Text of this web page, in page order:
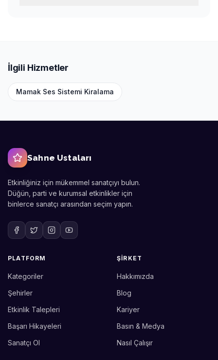
İlgili Hizmetler
Mamak Ses Sistemi Kiralama
Sahne Ustaları
Etkinliğiniz için mükemmel sanatçıyı bulun.
Düğün, parti ve kurumsal etkinlikler için
binlerce sanatçı arasından seçim yapın.
PLATFORM
Kategoriler
Şehirler
Etkinlik Talepleri
Başarı Hikayeleri
Sanatçı Ol
ŞIRKET
Hakkımızda
Blog
Kariyer
Basın & Medya
Nasıl Çalışır
Etkinlik uzmanınız
Merhaba! Size nasıl yardımcı
bize ulaşabilirsiniz.
Merhaba! Bilgi almak istiyorum.